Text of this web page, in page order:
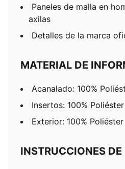
Paneles de malla en
axilas
Detalles de la marca
MATERIAL DE
Acanalado: 100%
Insertos: 100% Poliéster
Exterior: 100% Poliéster
INSTRUCCIONES